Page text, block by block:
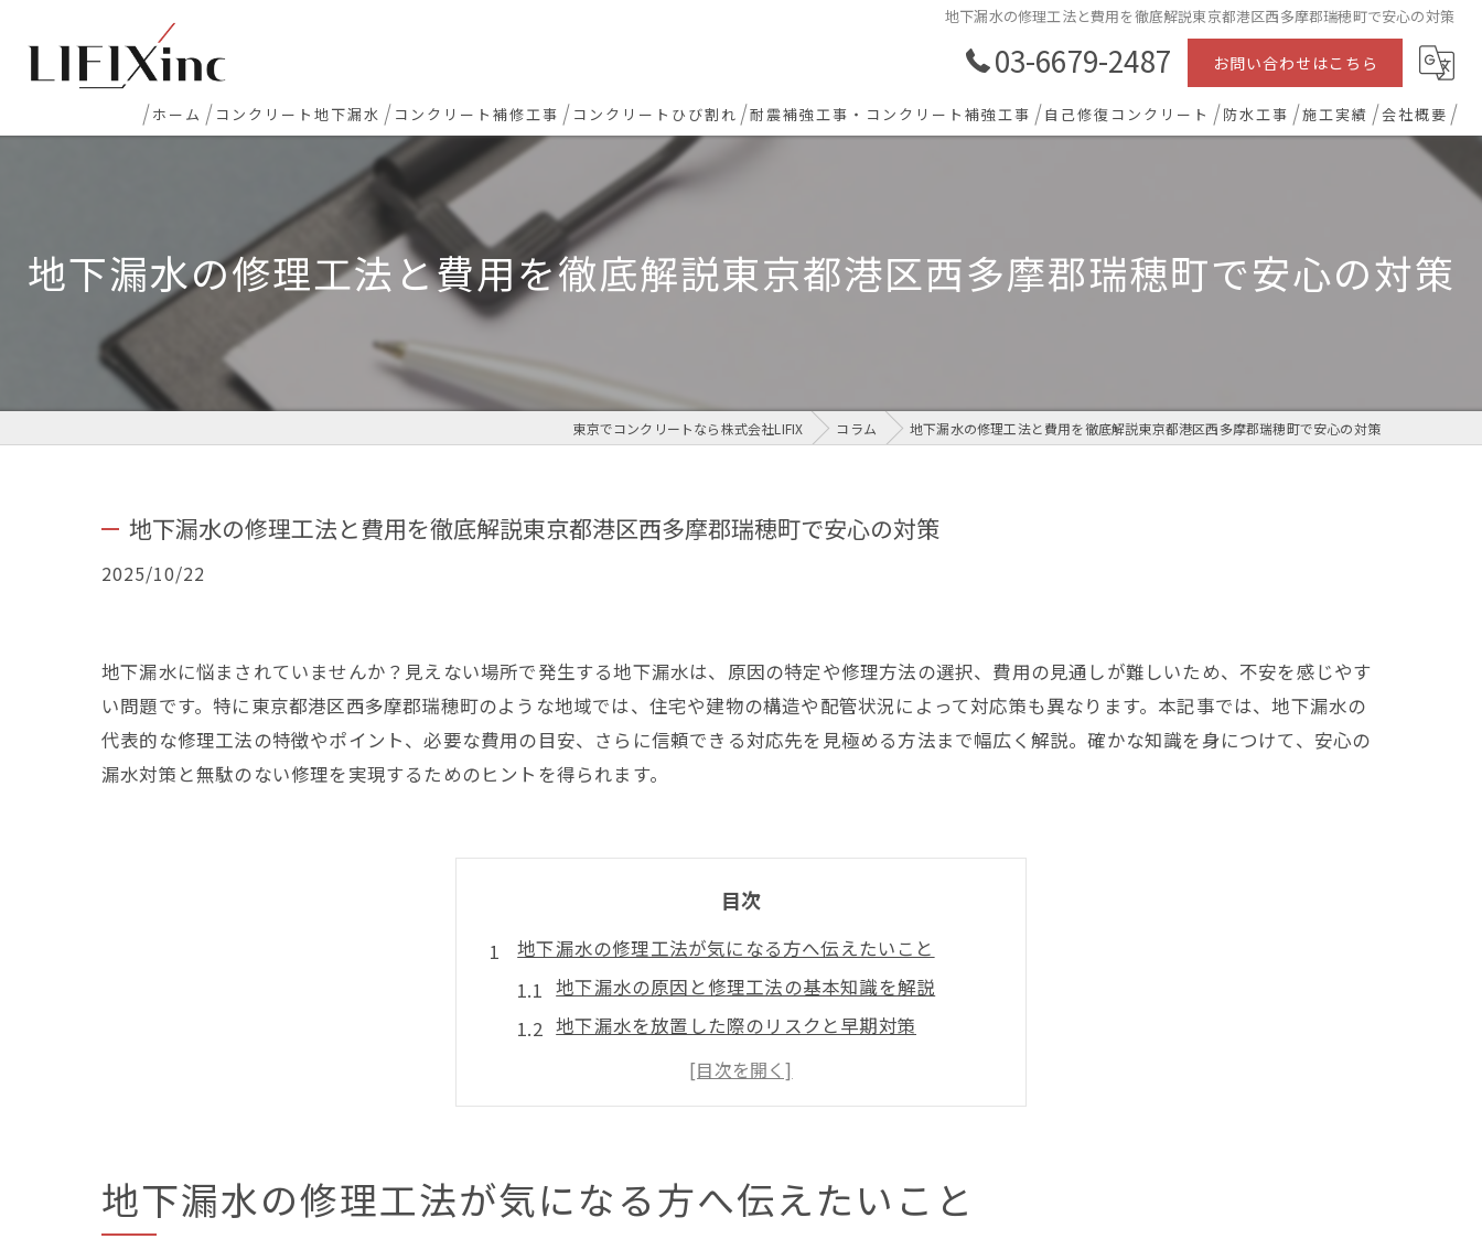
地下漏水の修理工法と費用を徹底解説東京都港区西多摩郡瑞穂町で安心の対策
03-6679-2487 お問い合わせはこちら
ホーム コンクリート地下漏水
地下・半地下駐車場 漏水
エレベーターピット漏水・止水工事
打継ぎ部・コールドジョイント漏水
配管貫通部・スリーブ周り漏水
コンクリート補修工事
新築マンション下地補修
コンクリート欠損 色合わせ補修
床レベラー工事(セルフレベリング)
コンクリートひび割れ 耐震補強工事・コンクリート補強工事 自己修復コンクリート 防水工事 施工実績 会社概要
地下漏水の修理工法と費用を徹底解説東京都港区西多摩郡瑞穂町で安心の対策
東京でコンクリートなら株式会社LIFIX コラム 地下漏水の修理工法と費用を徹底解説東京都港区西多摩郡瑞穂町で安心の対策
地下漏水の修理工法と費用を徹底解説東京都港区西多摩郡瑞穂町で安心の対策
2025/10/22
地下漏水に悩まされていませんか？見えない場所で発生する地下漏水は、原因の特定や修理方法の選択、費用の見通しが難しいため、不安を感じやす
い問題です。特に東京都港区西多摩郡瑞穂町のような地域では、住宅や建物の構造や配管状況によって対応策も異なります。本記事では、地下漏水の
代表的な修理工法の特徴やポイント、必要な費用の目安、さらに信頼できる対応先を見極める方法まで幅広く解説。確かな知識を身につけて、安心の
漏水対策と無駄のない修理を実現するためのヒントを得られます。
目次
地下漏水の修理工法が気になる方へ伝えたいこと
地下漏水の原因と修理工法の基本知識を解説
地下漏水を放置した際のリスクと早期対策
地下漏水修理の流れとポイントをわかりやすく紹介
地下漏水調査の重要性と専門業者の選び方
信頼できる地下漏水対策の費用と選び方
地下漏水修理の費用相場と内訳を詳しく解説
地下漏水の修理工法が気になる方へ伝えたいこと